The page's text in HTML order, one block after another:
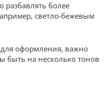
разбавлять более
светло-бежевым
оформления, важно
быть на несколько тонов